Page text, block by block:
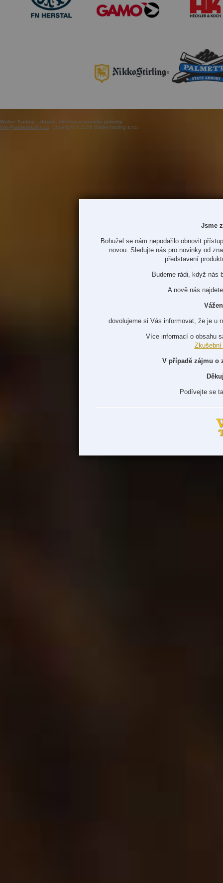
Walter Trading - zbraně, střelivo a lovecké potřeby
info@waltertrading.cz , Copyright © 2026 Walter trading s.r.o.
Jsme
Bohužel se nám nepodařilo obnovit
novou. Sledujte nás pro novinky od
představení
Budeme rádi, když nás
A nově nás
dovolujeme si Vás informovat, že je u
Více informací o obsahu
Zkušební
V případě zájmu o
Podívejte se